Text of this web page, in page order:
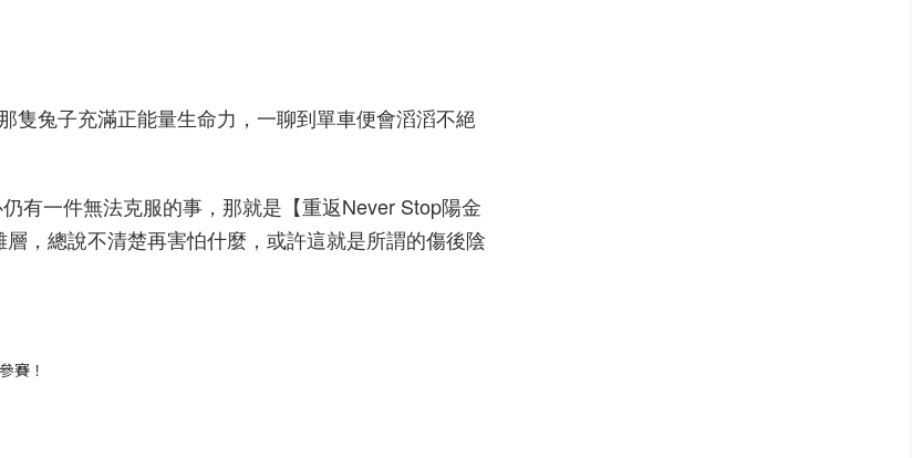
隻兔子充滿正能量生命力，一聊到單車便會滔滔不絕
有一件無法克服的事，那就是【重返Never Stop陽金
，總說不清楚再害怕什麼，或許這就是所謂的傷後陰
賽！